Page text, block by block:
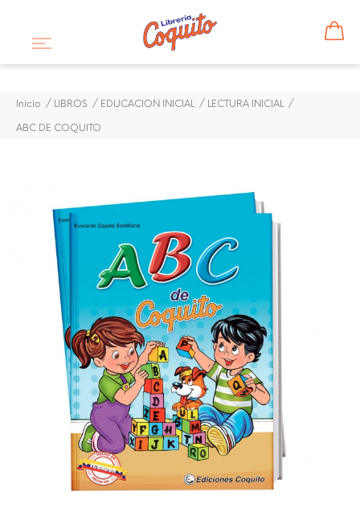
Inicio LIBROS EDUCACION INICIAL LECTURA INICIAL
ABC DE COQUITO
ABC DE COQUITO
$ 3,00
Código de producto: 9786124515941